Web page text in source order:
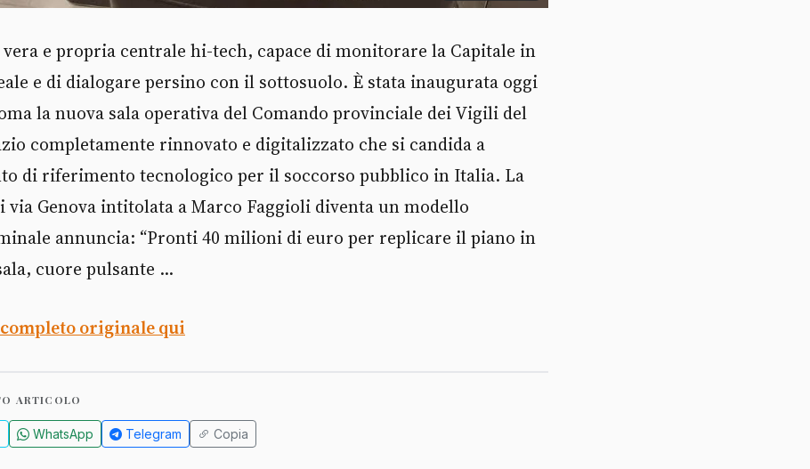
vera e propria centrale hi-tech, capace di monitorare la Capitale in
e di dialogare persino con il sottosuolo. È stata inaugurata oggi
la nuova sala operativa del Comando provinciale dei Vigili del
completamente rinnovato e digitalizzato che si candida a
di riferimento tecnologico per il soccorso pubblico in Italia. La
via Genova intitolata a Marco Faggioli diventa un modello
annuncia: “Pronti 40 milioni di euro per replicare il piano in
cuore pulsante ...
originale qui
ARTICOLO
WhatsApp Telegram Copia